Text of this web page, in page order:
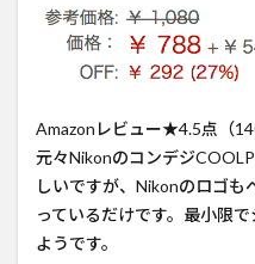
Amazonレビュー★4.5点（
元々Nikonのコンデジ
しいですが、Nikonのロゴも
っているだけです。最小限
ようです。